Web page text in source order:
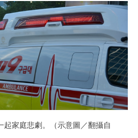
起家庭悲劇。（示意圖／翻攝自